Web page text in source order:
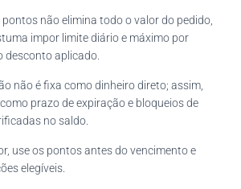
não elimina todo o valor do pedido,
impor limite diário e máximo por
desconto aplicado.
não é fixa como dinheiro direto; assim,
como prazo de expiração e bloqueios de
no saldo.
use os pontos antes do vencimento e
elegíveis.